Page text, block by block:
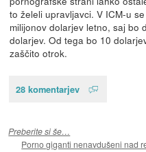
to želeli upravljavci. V ICM-u
milijonov dolarjev letno, saj bo
dolarjev. Od tega bo 10
zaščito otrok.
28 komentarjev
Preberite si še…
Porno giganti nenavdušeni nad